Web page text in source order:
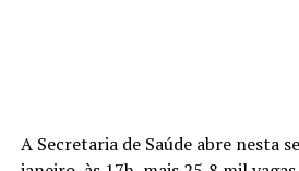
A Secretaria de Saúde abre nesta